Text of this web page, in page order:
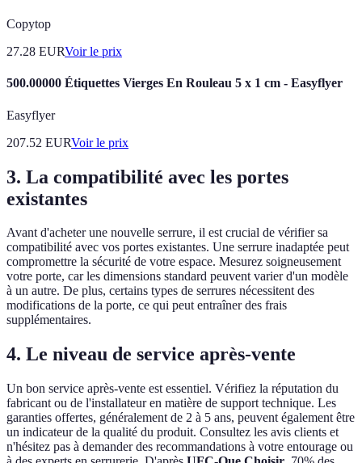
Copytop
27.28 EURVoir le prix
500.00000 Étiquettes Vierges En Rouleau 5 x 1 cm - Easyflyer
Easyflyer
207.52 EURVoir le prix
3. La compatibilité avec les portes
existantes
Avant d'acheter une nouvelle serrure, il est crucial de vérifier sa
compatibilité avec vos portes existantes. Une serrure inadaptée peut
compromettre la sécurité de votre espace. Mesurez soigneusement
votre porte, car les dimensions standard peuvent varier d'un modèle
à un autre. De plus, certains types de serrures nécessitent des
modifications de la porte, ce qui peut entraîner des frais
supplémentaires.
4. Le niveau de service après-vente
Un bon service après-vente est essentiel. Vérifiez la réputation du
fabricant ou de l'installateur en matière de support technique. Les
garanties offertes, généralement de 2 à 5 ans, peuvent également être
un indicateur de la qualité du produit. Consultez les avis clients et
n'hésitez pas à demander des recommandations à votre entourage ou